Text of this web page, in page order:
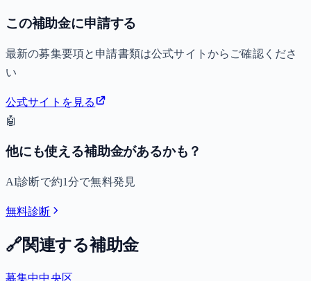
この補助金に申請する
最新の募集要項と申請書類は公式サイトからご確認くださ
い
公式サイトを見る
🤖
他にも使える補助金があるかも？
AI診断で約1分で無料発見
無料診断
🔗関連する補助金
募集中中央区